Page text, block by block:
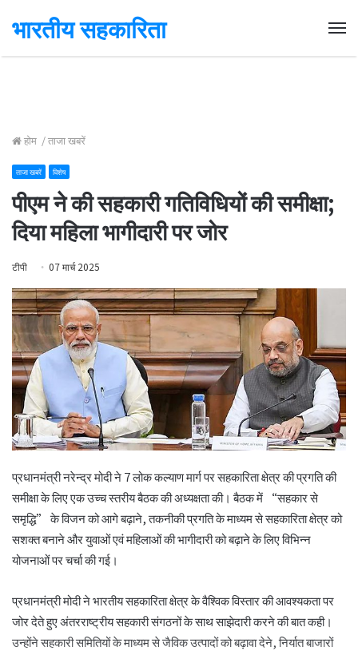
भारतीय सहकारिता
होम /ताजा खबरें
ताजा खबरें विशेष
पीएम ने की सहकारी गतिविधियों की समीक्षा;
दिया महिला भागीदारी पर जोर
टीपी 07 मार्च 2025
प्रधानमंत्री नरेन्द्र मोदी ने 7 लोक कल्याण मार्ग पर सहकारिता क्षेत्र की प्रगति की
समीक्षा के लिए एक उच्च स्तरीय बैठक की अध्यक्षता की। बैठक में “सहकार से
समृद्धि” के विजन को आगे बढ़ाने, तकनीकी प्रगति के माध्यम से सहकारिता क्षेत्र को
सशक्त बनाने और युवाओं एवं महिलाओं की भागीदारी को बढ़ाने के लिए विभिन्न
योजनाओं पर चर्चा की गई।
प्रधानमंत्री मोदी ने भारतीय सहकारिता क्षेत्र के वैश्विक विस्तार की आवश्यकता पर
जोर देते हुए अंतरराष्ट्रीय सहकारी संगठनों के साथ साझेदारी करने की बात कही।
उन्होंने सहकारी समितियों के माध्यम से जैविक उत्पादों को बढ़ावा देने, निर्यात बाजारों